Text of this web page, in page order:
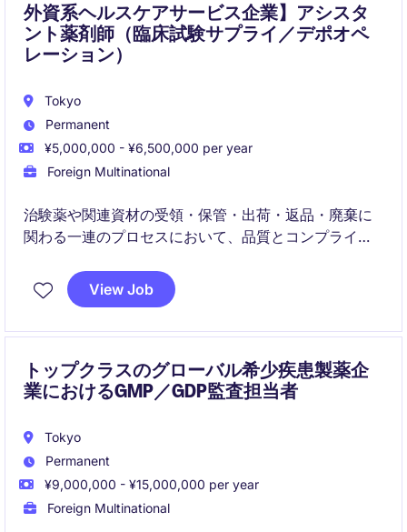
外資系ヘルスケアサービス企業】アシスタ
ント薬剤師（臨床試験サプライ／デポオペ
レーション）
Tokyo
Permanent
¥5,000,000 - ¥6,500,000 per year
Foreign Multinational
治験薬や関連資材の受領・保管・出荷・返品・廃棄に
関わる一連のプロセスにおいて、品質とコンプライア
ジャーのもと、国際基準に沿ったオペレーションを実
務ベースで経験できます。
View Job
トップクラスのグローバル希少疾患製薬企
業におけるGMP／GDP監査担当者
Tokyo
Permanent
¥9,000,000 - ¥15,000,000 per year
Foreign Multinational